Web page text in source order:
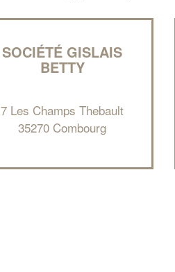
SOCIÉTÉ GISLAIS
BETTY
7 Les Champs Thebault
35270 Combourg